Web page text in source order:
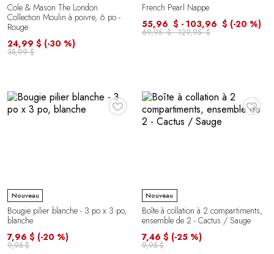
Cole & Mason The London
Collection Moulin à poivre, 6 po -
Rouge
24,99 $ (-30 %)
35,99 $
French Pearl Nappe
55,96 $ - 103,96 $ (-20 %)
69,95 $ - 129,95 $
♥
Nouveau
Bougie pilier blanche - 3 po x 3 po,
blanche
7,96 $ (-20 %)
9,95 $
♥
Nouveau
Boîte à collation à 2 compartiments,
ensemble de 2 - Cactus / Sauge
7,46 $ (-25 %)
9,95 $